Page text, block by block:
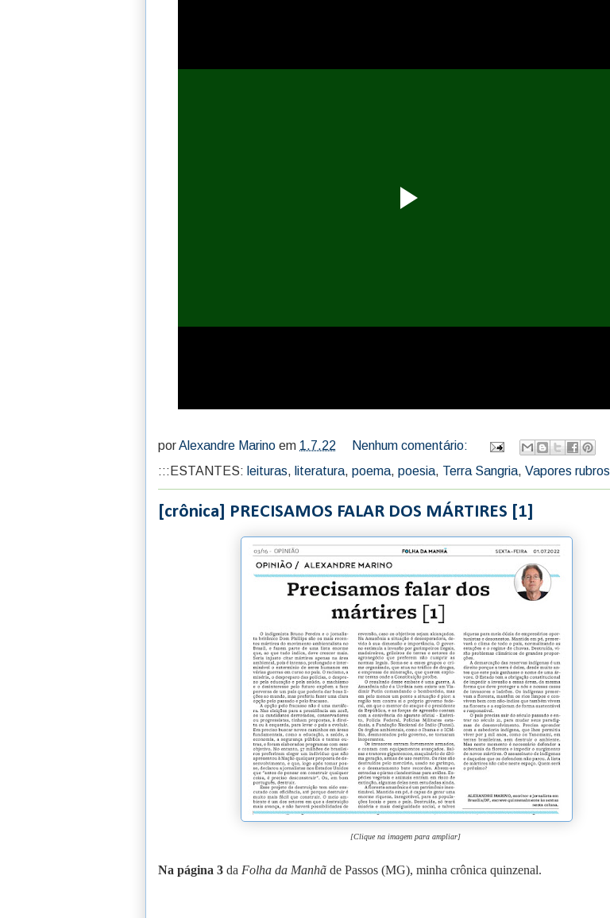
porAlexandre Marino em 1.7.22
Nenhum comentário:
:::ESTANTES: leituras, literatura, poema, poesia, Terra Sangria, Vapores rubros
[crônica] PRECISAMOS FALAR DOS MÁRTIRES [1]
[Clique na imagem para ampliar]
Na página 3 da Folha da Manhã de Passos (MG), minha crônica quinzenal.